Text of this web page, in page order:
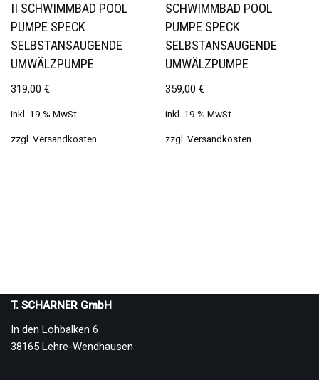
II SCHWIMMBAD POOL
PUMPE SPECK
SELBSTANSAUGENDE
UMWÄLZPUMPE
319,00 €
inkl. 19 % MwSt.
zzgl. Versandkosten
SCHWIMMBAD POOL
PUMPE SPECK
SELBSTANSAUGENDE
UMWÄLZPUMPE
359,00€
inkl. 19 % MwSt.
zzgl.Versandkosten
T. SCHARNER GmbH
In den Lohbalken 6
38165 Lehre-Wendhausen